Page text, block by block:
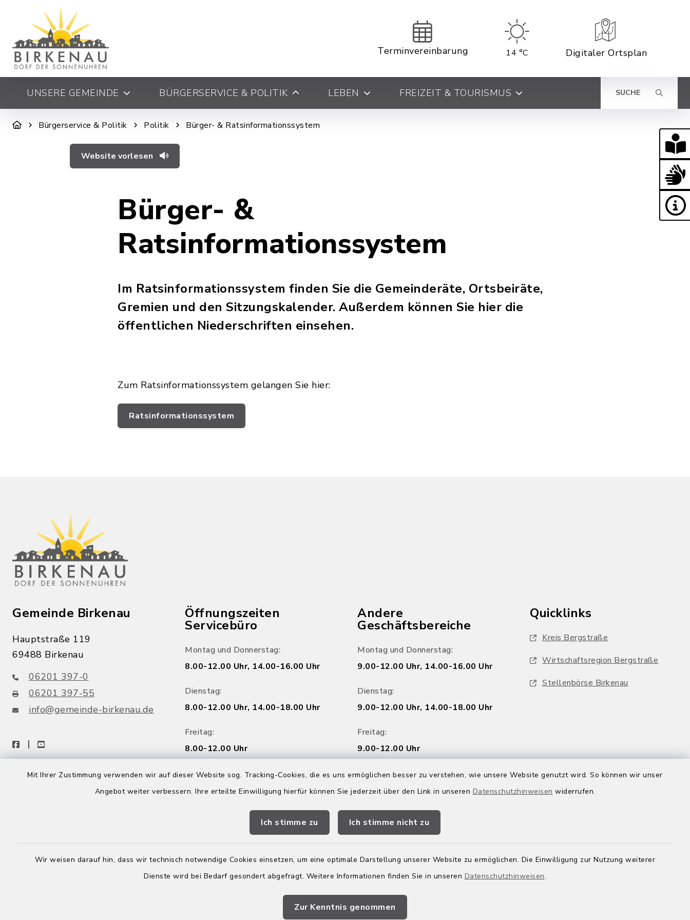
Mit Ihrer Zustimmung verwenden wir auf dieser Website sog. Tracking-Cookies, die es uns ermöglichen besser zu verstehen, wie unsere Website genutzt wird. So können wir unser
Angebot weiter verbessern. Ihre erteilte Einwilligung hierfür können Sie jederzeit über den Link in unseren Datenschutzhinweisen widerrufen.
Ich stimme zu Ich stimme nicht zu
Wir weisen darauf hin, dass wir technisch notwendige Cookies einsetzen, um eine optimale Darstellung unserer Website zu ermöglichen. Die Einwilligung zur Nutzung weiterer
Dienste wird bei Bedarf gesondert abgefragt. Weitere Informationen finden Sie in unseren Datenschutzhinweisen.
Zur Kenntnis genommen
Terminvereinbarung 14 °C Digitaler Ortsplan
UNSERE GEMEINDE BÜRGERSERVICE & POLITIK LEBEN FREIZEIT & TOURISMUS SUCHE
Bürgerservice & Politik Politik Bürger- & Ratsinformationssystem
Website vorlesen
Bürger- &
Ratsinformationssystem
Im Ratsinformationssystem finden Sie die Gemeinderäte, Ortsbeiräte,
Gremien und den Sitzungskalender. Außerdem können Sie hier die
öffentlichen Niederschriften einsehen.
Zum Ratsinformationssystem gelangen Sie hier:
Ratsinformationssystem
Gemeinde Birkenau
Hauptstraße 119
69488 Birkenau
06201 397-0
06201 397-55
info@gemeinde-birkenau.de
facebookyoutube
Birkenau App
Öffnungszeiten
Servicebüro
Montag und Donnerstag:
8.00-12.00 Uhr, 14.00-16.00 Uhr
Dienstag:
8.00-12.00 Uhr, 14.00-18.00 Uhr
Freitag:
8.00-12.00 Uhr
Mittwoch:
Rathaus geschlossen
Andere
Geschäftsbereiche
Montag und Donnerstag:
9.00-12.00 Uhr, 14.00-16.00 Uhr
Dienstag:
9.00-12.00 Uhr, 14.00-18.00 Uhr
Freitag:
9.00-12.00 Uhr
Online Termin vereinbaren
Quicklinks
Kreis Bergstraße
Wirtschaftsregion Bergstraße
Stellenbörse Birkenau